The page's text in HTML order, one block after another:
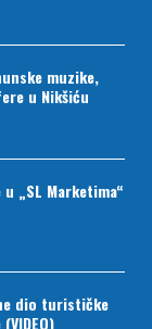
muzike,
u Nikšiću
„SL Marketima“
dio turističke